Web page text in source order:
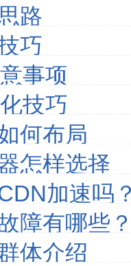
路
巧
事项
技巧
何布局
怎样选择
加速吗
障有哪些
体介绍